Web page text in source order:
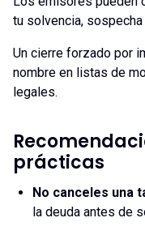
tu solvencia,
Un cierre forzado por
nombre en listas de
legales.
prácticas
No canceles una
la deuda antes de